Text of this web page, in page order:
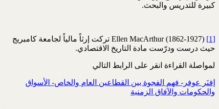
كبيرة للتدريس والبحث.
[1]
Ellen MacArthur (1862-1927) تركت إرثاً مالياً لجامعة كامبريج
حيث درست ودرّست مادة التاريخ الاقتصادي.
لمواصلة القراءة انقر على الرابط التالي
إفنَر عوفر- فهم الفجوة بين القطاعين العام والخاص- الأسواق
والحكومات والآفاق الزمنية